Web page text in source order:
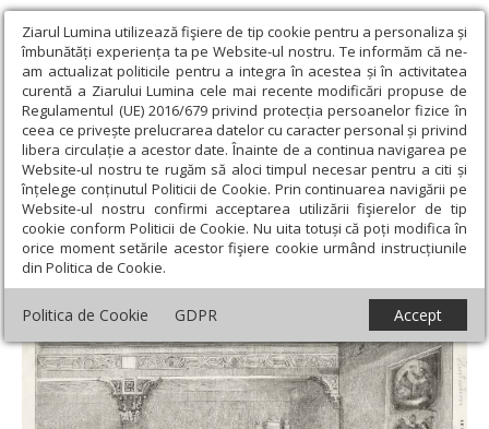
Ziarul Lumina utilizează fişiere de tip cookie pentru a personaliza și
îmbunătăți experiența ta pe Website-ul nostru. Te informăm că ne-
am actualizat politicile pentru a integra în acestea și în activitatea
curentă a Ziarului Lumina cele mai recente modificări propuse de
Regulamentul (UE) 2016/679 privind protecția persoanelor fizice în
ceea ce privește prelucrarea datelor cu caracter personal și privind
libera circulație a acestor date. Înainte de a continua navigarea pe
Website-ul nostru te rugăm să aloci timpul necesar pentru a citi și
înțelege conținutul Politicii de Cookie. Prin continuarea navigării pe
Website-ul nostru confirmi acceptarea utilizării fişierelor de tip
cookie conform Politicii de Cookie. Nu uita totuși că poți modifica în
orice moment setările acestor fişiere cookie urmând instrucțiunile
din Politica de Cookie.
Politica de Cookie GDPR Accept
Ziarul Lumina › Actualitate religioasă › Documentar › Istoria și
oamenii Unirii de la 1859
Istoria și oamenii Unirii de la 1859